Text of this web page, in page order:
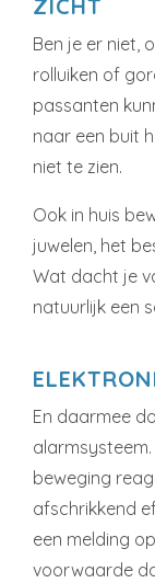
ZICHT
Ben je er niet,
rolluiken of
passanten
naar een buit
niet te zien.
Ook in huis
juwelen, het
Wat dacht je
natuurlijk een
En daarmee
beweging
afschrikkend
een melding
voorwaarde